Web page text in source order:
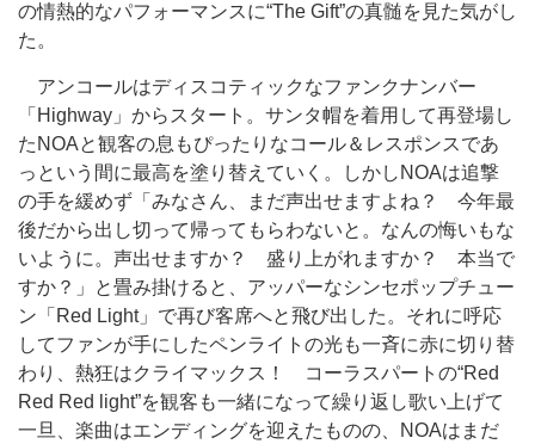
の情熱的なパフォーマンスに“The Gift”の真髄を見た気がし
た。
アンコールはディスコティックなファンクナンバー
「Highway」からスタート。サンタ帽を着用して再登場し
たNOAと観客の息もぴったりなコール＆レスポンスであ
っという間に最高を塗り替えていく。しかしNOAは追撃
の手を緩めず「みなさん、まだ声出せますよね？ 今年最
後だから出し切って帰ってもらわないと。なんの悔いもな
いように。声出せますか？ 盛り上がれますか？ 本当で
すか？」と畳み掛けると、アッパーなシンセポップチュー
ン「Red Light」で再び客席へと飛び出した。それに呼応
してファンが手にしたペンライトの光も一斉に赤に切り替
わり、熱狂はクライマックス！ コーラスパートの“Red
Red Red light”を観客も一緒になって繰り返し歌い上げて
一旦、楽曲はエンディングを迎えたものの、NOAはまだ